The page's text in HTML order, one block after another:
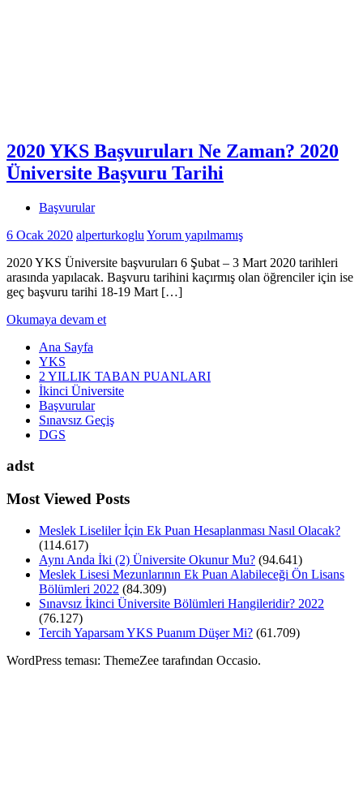
2020 YKS Başvuruları Ne Zaman? 2020
Üniversite Başvuru Tarihi
Başvurular
6 Ocak 2020 alperturkoglu Yorum yapılmamış
2020 YKS Üniversite başvuruları 6 Şubat – 3 Mart 2020 tarihleri
arasında yapılacak. Başvuru tarihini kaçırmış olan öğrenciler için ise
geç başvuru tarihi 18-19 Mart […]
Okumaya devam et
Ana Sayfa
YKS
2 YILLIK TABAN PUANLARI
İkinci Üniversite
Başvurular
Sınavsız Geçiş
DGS
adst
Most Viewed Posts
Meslek Liseliler İçin Ek Puan Hesaplanması Nasıl Olacak?
(114.617)
Aynı Anda İki (2) Üniversite Okunur Mu? (94.641)
Meslek Lisesi Mezunlarının Ek Puan Alabileceği Ön Lisans
Bölümleri 2022 (84.309)
Sınavsız İkinci Üniversite Bölümleri Hangileridir? 2022
(76.127)
Tercih Yaparsam YKS Puanım Düşer Mi? (61.709)
WordPress teması: ThemeZee tarafından Occasio.